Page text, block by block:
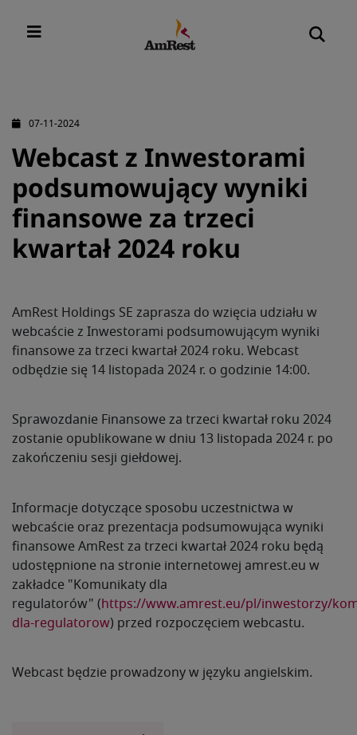
07-11-2024
Webcast z Inwestorami
podsumowujący wyniki
finansowe za trzeci
kwartał 2024 roku
AmRest Holdings SE zaprasza do wzięcia udziału w
webcaście z Inwestorami podsumowującym wyniki
finansowe za trzeci kwartał 2024 roku. Webcast
odbędzie się 14 listopada 2024 r. o godzinie 14:00.
Sprawozdanie Finansowe za trzeci kwartał roku 2024
zostanie opublikowane w dniu 13 listopada 2024 r. po
zakończeniu sesji giełdowej.
Informacje dotyczące sposobu uczestnictwa w
webcaście oraz prezentacja podsumowująca wyniki
finansowe AmRest za trzeci kwartał 2024 roku będą
udostępnione na stronie internetowej amrest.eu w
zakładce "Komunikaty dla
regulatorów" (https://www.amrest.eu/pl/inwestorzy/
dla-regulatorow) przed rozpoczęciem webcastu.
Webcast będzie prowadzony w języku angielskim.